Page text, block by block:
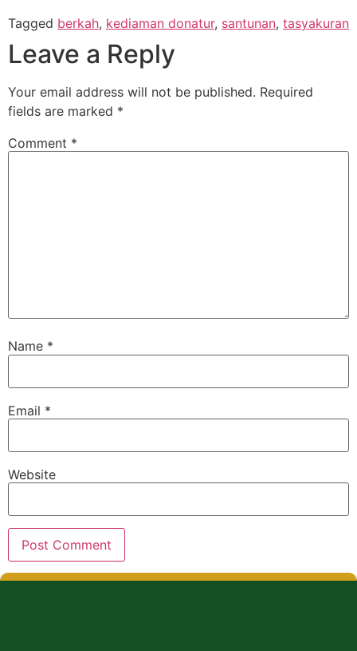
Tagged berkah, kediaman donatur, santunan, tasyakuran
Leave a Reply
Your email address will not be published. Required
fields are marked *
Comment *
Name *
Email *
Website